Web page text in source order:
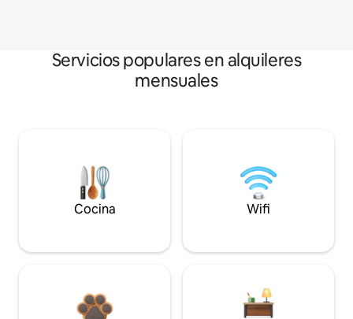
Servicios populares en alquileres
mensuales
Cocina Wifi